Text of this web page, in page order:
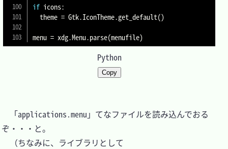
if icons:
  theme
= Gtk.IconTheme.get_default()
menu = xdg.Menu.parse(menufile)
Python
Copy
「applications.menu」てなファイルを読み込んでおる
ぞ・・・と。
（ちなみに、ライブラリとして